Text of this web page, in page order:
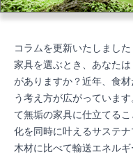
コラムを更新いたしました
家具を選ぶとき、あなた
がありますか？近年、食
う考え方が広がっていま
て無垢の家具に仕立てる
化を同時に叶えるサステ
木材に比べて輸送エネル